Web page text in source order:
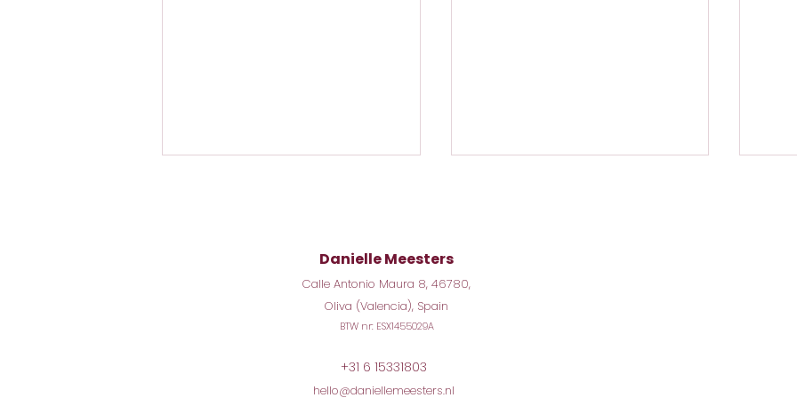
met jezelf voorbijlopen
Danielle Meesters
Calle Antonio Maura 8, 46780,
Oliva (Valencia), Spain
BTW nr: ESX1455029A
+31 6 15331803
hello@daniellemeesters.nl